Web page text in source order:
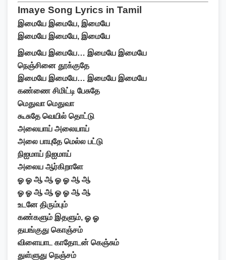
Imaye Song Lyrics in Tamil
இமையே இமையே, இமையே
இமையே இமையே, இமையே
இமையே இமையே… இமையே இமையே
நெஞ்சினை தூக்குதே
இமையே இமையே… இமையே இமையே
கண்ணை சிமிட்டி பேசுதே
மெதுவா மெதுவா
கூசுதே வெயில் தொட்டு
அலையாய் அலையாய்
அலை பாயுதே மெல்ல பட்டு
நிஐமாய் நிஐமாய்
அலைய ஆர்கிறாளே
ஓ ஓ ஆ ஆ ஓ ஓ ஆ ஆ
ஓ ஓ ஆ ஆ ஓ ஓ ஆ ஆ
உடனே திரும்பும்
கண்களும் இதளும், ஓ ஓ
தயங்குது கொஞ்சம்
விளையாட காதோடன் கெஞ்சும்
துள்ளுது நெஞ்சம்